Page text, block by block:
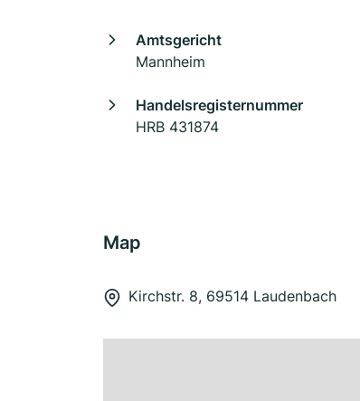
Amtsgericht
Mannheim
Handelsregisternummer
HRB 431874
Map
Kirchstr. 8, 69514 Laudenbach